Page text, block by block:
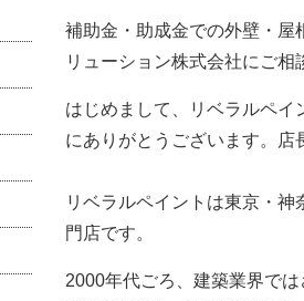
補助金・助成金での外壁・屋
リューション株式会社にご相
はじめまして、リベラルペ
にありがとうございます。
店
リベラルペイントは東京・
門店です。
2000年代ごろ、建築業界で